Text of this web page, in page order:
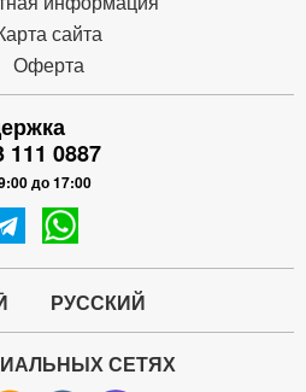
сайта
Оферта
111 0887
до 17:00
РУССКИЙ
СЕТЯХ